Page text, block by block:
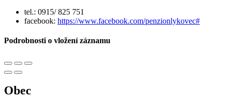
tel.: 0915/ 825 751
facebook: https://www.facebook.com/penzionlykovec#
Podrobnosti o vložení záznamu
Obec